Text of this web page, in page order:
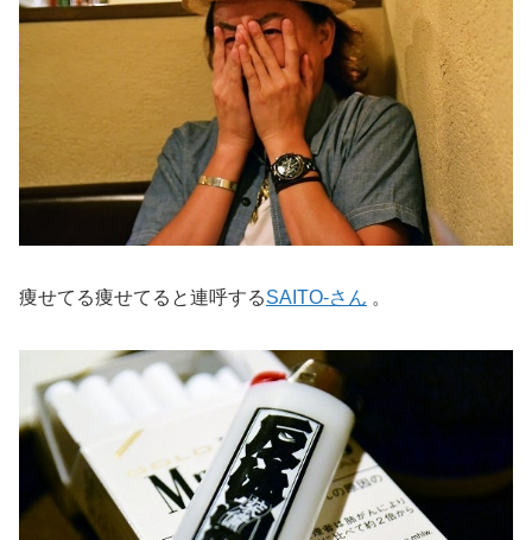
痩せてる痩せてると連呼するSAITO-さん 。